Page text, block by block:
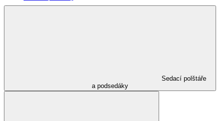
Sedací polštáře
a podsedáky